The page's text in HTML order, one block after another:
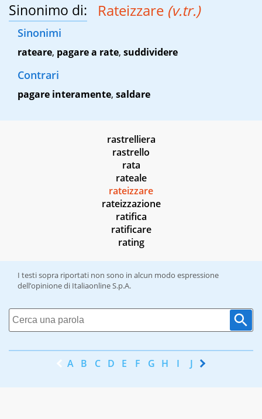
Sinonimo di: Rateizzare (v.tr.)
Sinonimi
rateare, pagare a rate, suddividere
Contrari
pagare interamente, saldare
rastrelliera
rastrello
rata
rateale
rateizzare
rateizzazione
ratifica
ratificare
rating
I testi sopra riportati non sono in alcun modo espressione
dell’opinione di Italiaonline S.p.A.
A B C D E F G H I J K